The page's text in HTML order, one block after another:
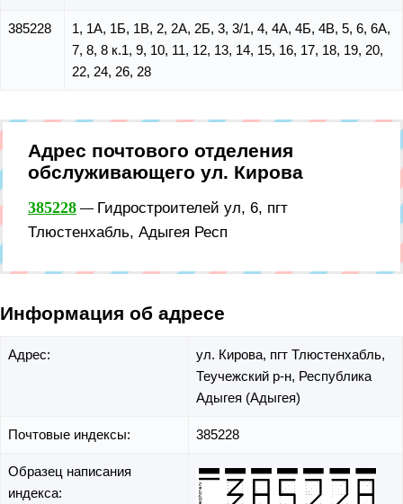
385228
1, 1А, 1Б, 1В, 2, 2А, 2Б, 3, 3/1, 4, 4А, 4Б, 4В, 5, 6, 6А,
7, 8, 8 к.1, 9, 10, 11, 12, 13, 14, 15, 16, 17, 18, 19, 20,
22, 24, 26, 28
Адрес почтового отделения
обслуживающего ул. Кирова
385228 — Гидростроителей ул, 6, пгт
Тлюстенхабль, Адыгея Респ
Информация об адресе
Адрес: ул. Кирова, пгт Тлюстенхабль,
Теучежский р-н, Республика
Адыгея (Адыгея)
Почтовые индексы: 385228
Образец написания
индекса: